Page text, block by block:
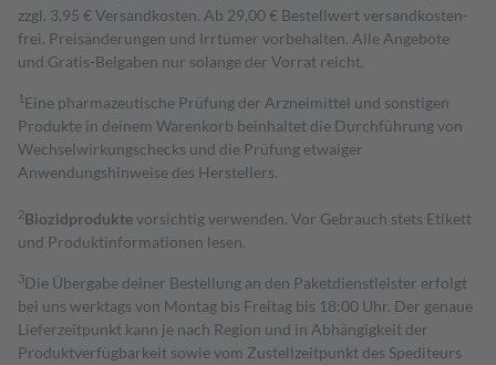
zzgl. 3,95 € Versandkosten. Ab 29,00 € Bestell­wert versand­kosten­
frei. Preisänderungen und Irrtümer vorbehalten. Alle Angebote
und Gratis-Beigaben nur solange der Vorrat reicht.
1 Eine pharmazeutische Prüfung der Arzneimittel und sonstigen
Produkte in deinem Warenkorb beinhaltet die Durchführung von
Wechselwirkungschecks und die Prüfung etwaiger
Anwendungshinweise des Herstellers.
2Biozidproduktevorsichtig verwenden. Vor Gebrauch stets Etikett
und Produktinformationen lesen.
3Die Übergabe deiner Bestellung an den Paketdienstleister erfolgt
bei uns werktags von Montag bis Freitag bis 18:00 Uhr. Der genaue
Lieferzeitpunkt kann je nach Region und in Abhängigkeit der
Produktverfügbarkeit sowie vom Zustellzeitpunkt des Spediteurs